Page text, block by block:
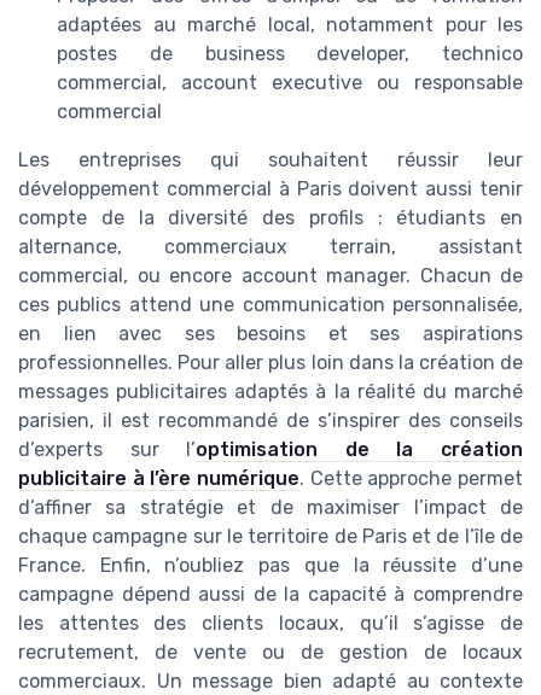
adaptées au marché local, notamment pour les
postes de business developer, technico
commercial, account executive ou responsable
commercial
Les entreprises qui souhaitent réussir leur
développement commercial à Paris doivent aussi tenir
compte de la diversité des profils : étudiants en
alternance, commerciaux terrain, assistant
commercial, ou encore account manager. Chacun de
ces publics attend une communication personnalisée,
en lien avec ses besoins et ses aspirations
professionnelles. Pour aller plus loin dans la création de
messages publicitaires adaptés à la réalité du marché
parisien, il est recommandé de s’inspirer des conseils
d’experts sur l’optimisation de la création
publicitaire à l’ère numérique. Cette approche permet
d’affiner sa stratégie et de maximiser l’impact de
chaque campagne sur le territoire de Paris et de l’île de
France. Enfin, n’oubliez pas que la réussite d’une
campagne dépend aussi de la capacité à comprendre
les attentes des clients locaux, qu’il s’agisse de
recrutement, de vente ou de gestion de locaux
commerciaux. Un message bien adapté au contexte